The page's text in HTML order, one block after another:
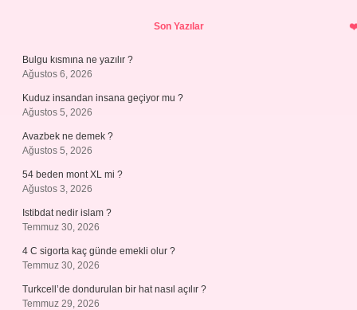
Son Yazılar
Bulgu kısmına ne yazılır ?
Ağustos 6, 2026
Kuduz insandan insana geçiyor mu ?
Ağustos 5, 2026
Avazbek ne demek ?
Ağustos 5, 2026
54 beden mont XL mi ?
Ağustos 3, 2026
Istibdat nedir islam ?
Temmuz 30, 2026
4 C sigorta kaç günde emekli olur ?
Temmuz 30, 2026
Turkcell’de dondurulan bir hat nasıl açılır ?
Temmuz 29, 2026